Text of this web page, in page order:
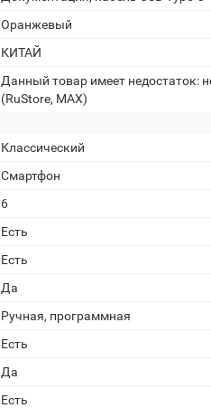
Оранжевый
КИТАЙ
Данный товар имеет недостаток:
(RuStore, MAX)
Классический
Смартфон
6
Есть
Есть
Да
Ручная, программная
Есть
Да
Есть